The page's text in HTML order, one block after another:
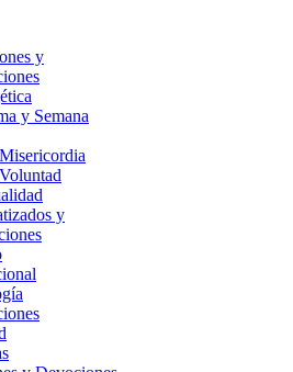
y
y Semana
y